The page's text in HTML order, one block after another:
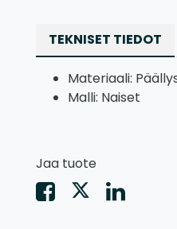
TEKNISET TIEDOT
Materiaali:
Malli: Naiset
Jaa tuote